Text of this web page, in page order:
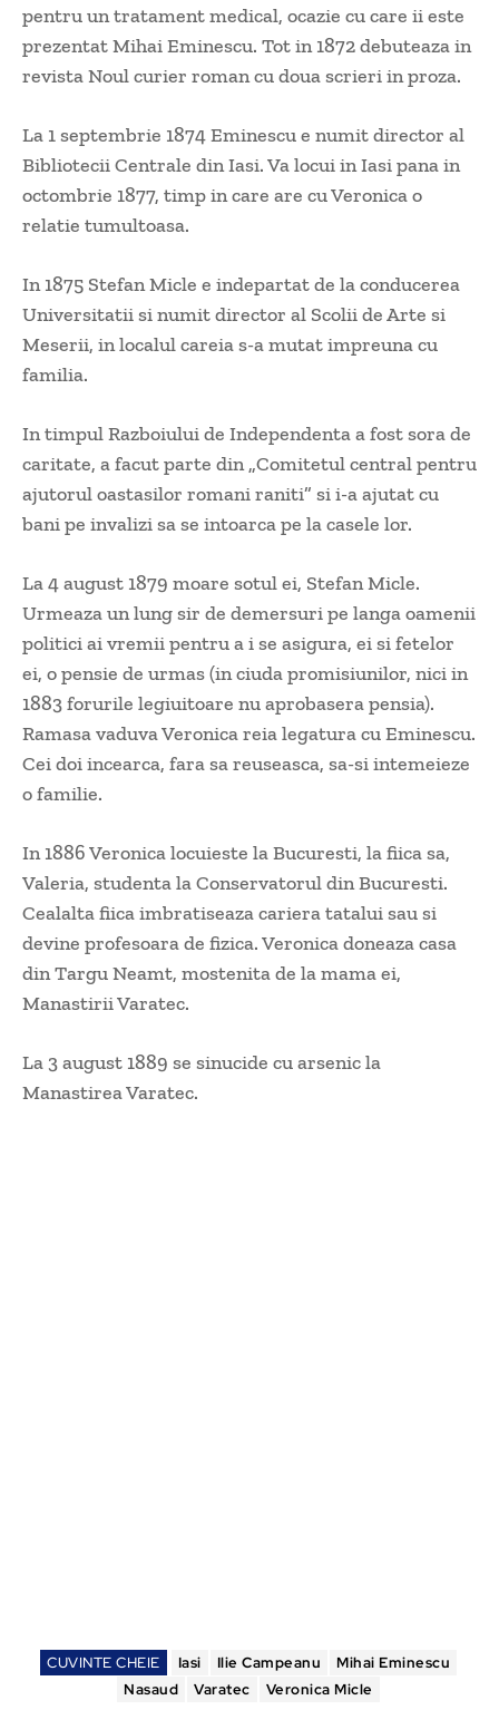
pentru un tratament medical, ocazie cu care ii este
prezentat Mihai Eminescu. Tot in 1872 debuteaza in
revista Noul curier roman cu doua scrieri in proza.
La 1 septembrie 1874 Eminescu e numit director al
Bibliotecii Centrale din Iasi. Va locui in Iasi pana in
octombrie 1877, timp in care are cu Veronica o
relatie tumultoasa.
In 1875 Stefan Micle e indepartat de la conducerea
Universitatii si numit director al Scolii de Arte si
Meserii, in localul careia s-a mutat impreuna cu
familia.
In timpul Razboiului de Independenta a fost sora de
caritate, a facut parte din „Comitetul central pentru
ajutorul oastasilor romani raniti” si i-a ajutat cu
bani pe invalizi sa se intoarca pe la casele lor.
La 4 august 1879 moare sotul ei, Stefan Micle.
Urmeaza un lung sir de demersuri pe langa oamenii
politici ai vremii pentru a i se asigura, ei si fetelor
ei, o pensie de urmas (in ciuda promisiunilor, nici in
1883 forurile legiuitoare nu aprobasera pensia).
Ramasa vaduva Veronica reia legatura cu Eminescu.
Cei doi incearca, fara sa reuseasca, sa-si intemeieze
o familie.
In 1886 Veronica locuieste la Bucuresti, la fiica sa,
Valeria, studenta la Conservatorul din Bucuresti.
Cealalta fiica imbratiseaza cariera tatalui sau si
devine profesoara de fizica. Veronica doneaza casa
din Targu Neamt, mostenita de la mama ei,
Manastirii Varatec.
La 3 august 1889 se sinucide cu arsenic la
Manastirea Varatec.
CUVINTE CHEIE Iasi Ilie Campeanu
Mihai Eminescu
Nasaud
Varatec Veronica Micle